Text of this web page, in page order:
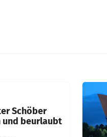
Schöber
und beurlaubt